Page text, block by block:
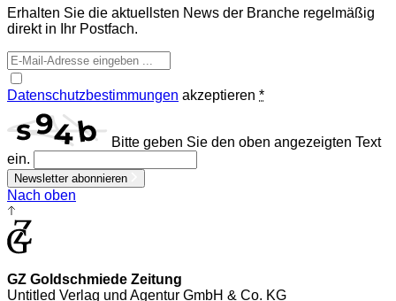
Erhalten Sie die aktuellsten News der Branche regelmäßig
direkt in Ihr Postfach.
Datenschutzbestimmungen akzeptieren *
Bitte geben Sie den oben angezeigten Text
ein.
Newsletter abonnieren
Nach oben
GZ Goldschmiede Zeitung
Untitled Verlag und Agentur GmbH & Co. KG